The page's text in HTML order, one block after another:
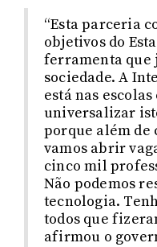
“Esta parceria
objetivos do
ferramenta que
sociedade. A
está nas
universalizar
porque além
vamos abrir
cinco mil
Não podemos
tecnologia.
todos que
afirmou o